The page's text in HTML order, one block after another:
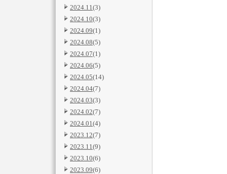
2024.11(3)
2024.10(3)
2024.09(1)
2024.08(5)
2024.07(1)
2024.06(5)
2024.05(14)
2024.04(7)
2024.03(3)
2024.02(7)
2024.01(4)
2023.12(7)
2023.11(9)
2023.10(6)
2023.09(6)